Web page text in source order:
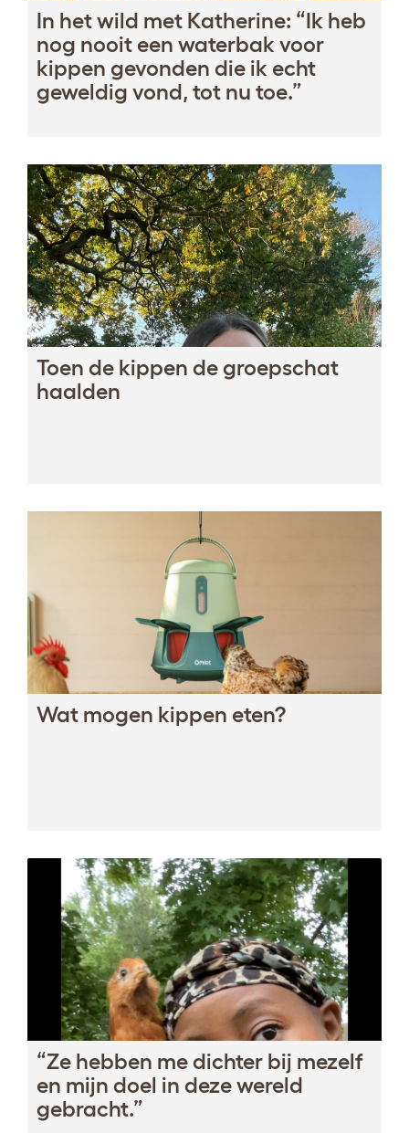
In het wild met Katherine: “Ik heb
nog nooit een waterbak voor
kippen gevonden die ik echt
geweldig vond, tot nu toe.”
Toen de kippen de groepschat
haalden
Wat mogen kippen eten?
“Ze hebben me dichter bij mezelf
en mijn doel in deze wereld
gebracht.”